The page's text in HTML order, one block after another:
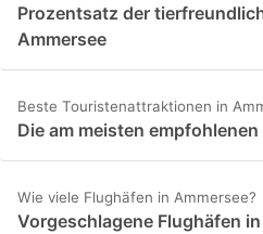
Prozentsatz der
Ammersee
Beste Touristenattraktionen in
Die am meisten
Wie viele Flughäfen in Ammersee?
Vorgeschlagene Flughäfen